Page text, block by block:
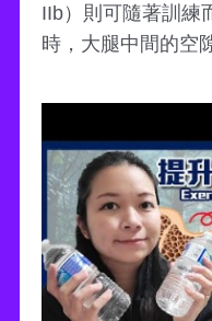
IIb）則可隨著訓練
時，大腿中間的空